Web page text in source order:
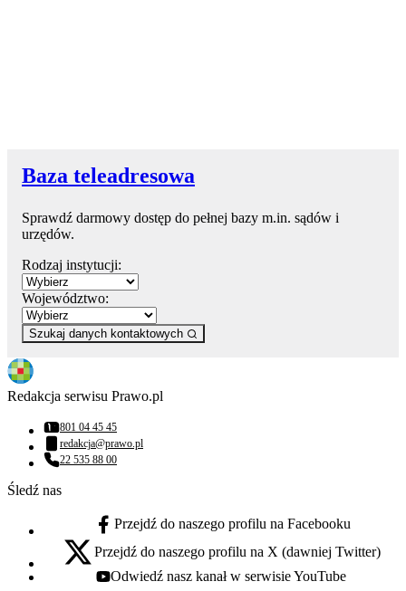
Baza teleadresowa
Sprawdź darmowy dostęp do pełnej bazy m.in. sądów i
urzędów.
Rodzaj instytucji:
Województwo:
Szukaj danych kontaktowych
Redakcja serwisu Prawo.pl
Numer telefonu:
801 04 45 45
Adres email:
redakcja@prawo.pl
Numer telefonu:
22 535 88 00
Śledź nas
facebook - otwiera się w nowej karcie
Przejdź do naszego profilu na Facebooku
x - otwiera się w nowej karcie
Przejdź do naszego profilu na X (dawniej Twitter)
youtube - otwiera się w nowej karcie
Odwiedź nasz kanał w serwisie YouTube